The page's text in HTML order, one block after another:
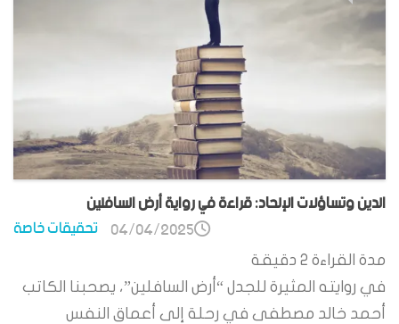
الدين وتساؤلات الإلحاد: قراءة في رواية أرض السافلين
تحقيقات خاصة 04/04/2025
مدة القراءة 2 دقيقة
في روايته المثيرة للجدل “أرض السافلين”، يصحبنا الكاتب
أحمد خالد مصطفى في رحلة إلى أعماق النفس